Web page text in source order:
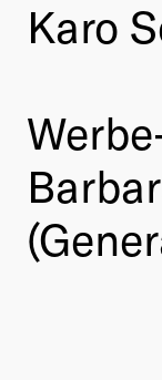
Karo